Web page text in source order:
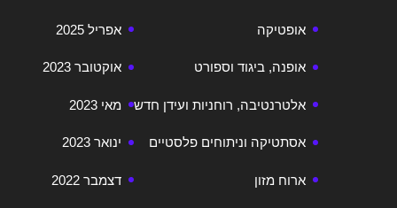
אפריל 2025
אוקטובר 2023
מאי 2023
ינואר 2023
דצמבר 2022
אופטיקה
אופנה, ביגוד וספורט
אלטרנטיבה, רוחניות ועידן חדש
אסתטיקה וניתוחים פלסטיים
ארוח מזון